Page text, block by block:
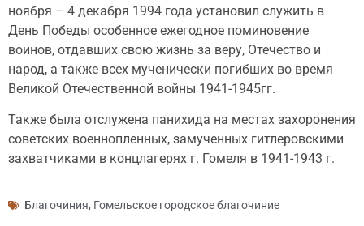
ноября – 4 декабря 1994 года установил служить в
День Победы особенное ежегодное поминовение
воинов, отдавших свою жизнь за веру, Отечество и
народ, а также всех мученически погибших во время
Великой Отечественной войны 1941-1945гг.
Также была отслужена панихида на местах захоронения
советских военнопленных, замученных гитлеровскими
захватчиками в концлагерях г. Гомеля в 1941-1943 г.
Благочиния, Гомельское городское благочиние